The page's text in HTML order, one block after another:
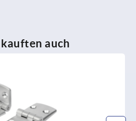
auch